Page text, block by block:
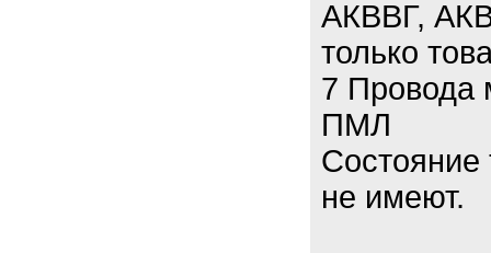
АКВВГ,
только
7
ПМЛ
Состояние
не имеют.